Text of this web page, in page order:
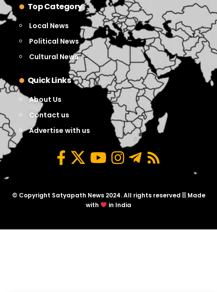
Top Category
Local News
Political News
Cultural News
Quick Links
About Us
Contact us
Advertise with us
© Copyright Satyapath News 2024. All rights reserved || Made
with
in India